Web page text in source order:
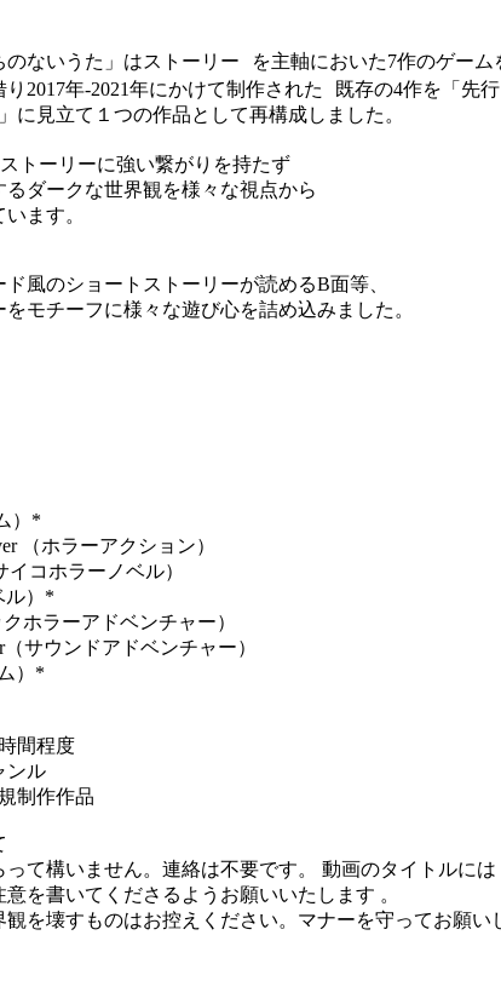
ないうた」はストーリー を主軸においた7作のゲーム
2017年-2021年にかけて制作された 既存の4作を「先行
に見立て１つの作品として再構成しました。
トーリーに強い繋がりを持たず
るダークな世界観を様々な視点から
ます。
風のショートストーリーが読めるB面等、
モチーフに様々な遊び心を詰め込みました。
）*
（ホラーアクション）
イコホラーノベル）
ル）*
ホラーアドベンチャー）
（サウンドアドベンチャー）
）*
間程度
ンル
制作作品
て構いません。連絡は不要です。 動画のタイトルに
を書いてくださるようお願いいたします 。
を壊すものはお控えください。マナーを守ってお願い